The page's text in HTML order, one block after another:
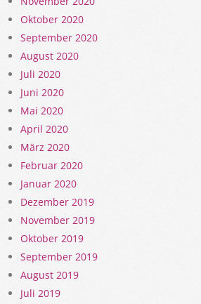
Oktober 2020
September 2020
August 2020
Juli 2020
Juni 2020
Mai 2020
April 2020
März 2020
Februar 2020
Januar 2020
Dezember 2019
November 2019
Oktober 2019
September 2019
August 2019
Juli 2019